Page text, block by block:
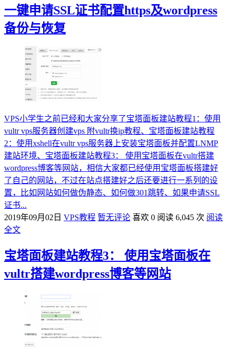
一键申请SSL证书配置https及wordpress
备份与恢复
VPS小学生之前已经和大家分享了宝塔面板建站教程1：使用
vultr vps服务器创建vps 附vultr换ip教程、宝塔面板建站教程
2：使用xshell在vultr vps服务器上安装宝塔面板并配置LNMP
建站环境、宝塔面板建站教程3： 使用宝塔面板在vultr搭建
wordpress博客等网站，相信大家都已经使用宝塔面板搭建好
了自己的网站，不过在站点搭建好之后还要进行一系列的设
置，比如网站如何做伪静态、如何做301跳转、如果申请SSL
证书...
2019年09月02日 VPS教程 暂无评论 喜欢 0 阅读 6,045 次 阅读
全文
宝塔面板建站教程3： 使用宝塔面板在
vultr搭建wordpress博客等网站